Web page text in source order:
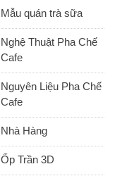
Mẫu quán trà sữa
Nghệ Thuật Pha Chế
Cafe
Nguyên Liệu Pha Chế
Cafe
Nhà Hàng
Ốp Trần 3D